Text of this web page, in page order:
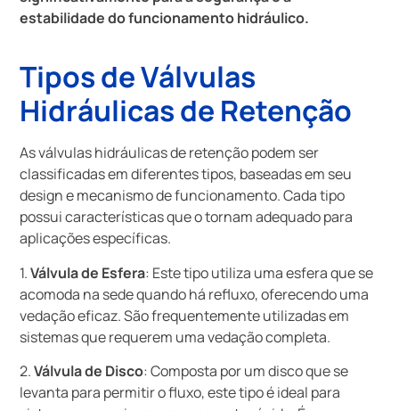
estabilidade do funcionamento hidráulico.
Tipos de Válvulas
Hidráulicas de Retenção
As válvulas hidráulicas de retenção podem ser
classificadas em diferentes tipos, baseadas em seu
design e mecanismo de funcionamento. Cada tipo
possui características que o tornam adequado para
aplicações específicas.
1.Válvula de Esfera: Este tipo utiliza uma esfera que se
acomoda na sede quando há refluxo, oferecendo uma
vedação eficaz. São frequentemente utilizadas em
sistemas que requerem uma vedação completa.
2.Válvula de Disco: Composta por um disco que se
levanta para permitir o fluxo, este tipo é ideal para